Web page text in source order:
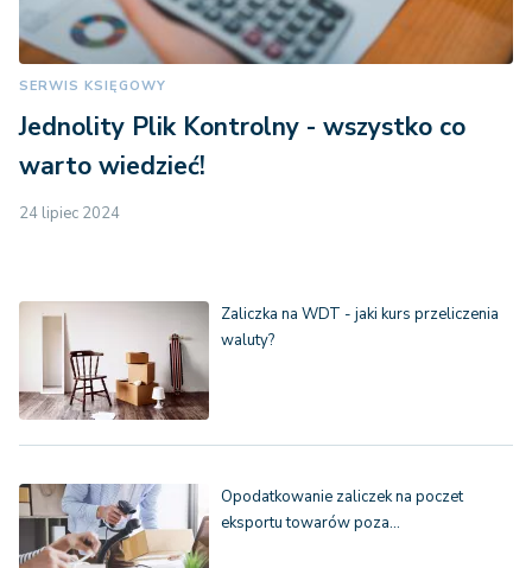
SERWIS KSIĘGOWY
Jednolity Plik Kontrolny - wszystko co
warto wiedzieć!
24 lipiec 2024
Zaliczka na WDT - jaki kurs przeliczenia
waluty?
Opodatkowanie zaliczek na poczet
eksportu towarów poza…